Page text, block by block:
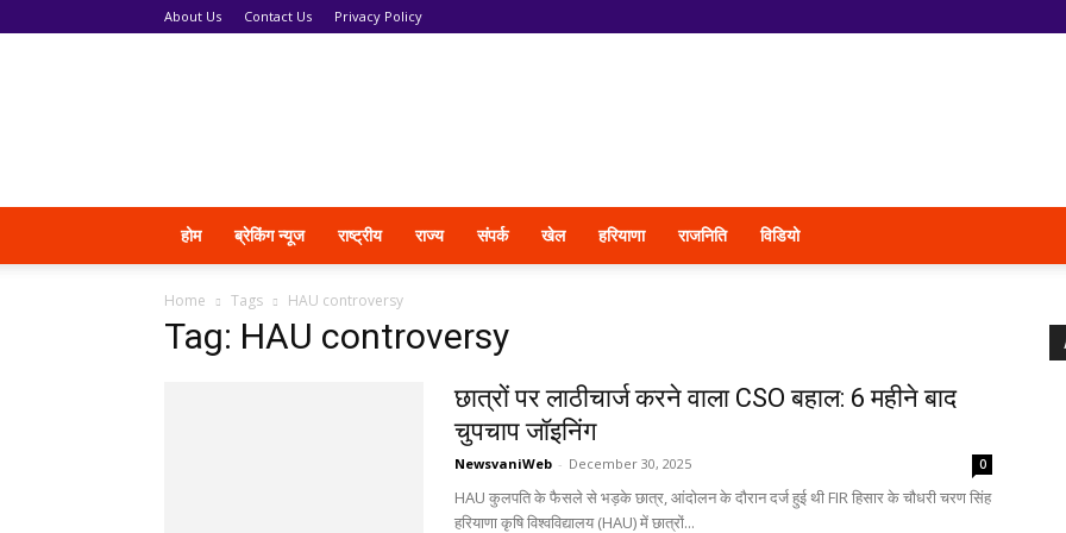
About Us Contact Us Privacy Policy
होम ब्रेकिंग न्यूज राष्ट्रीय राज्य संपर्क खेल हरियाणा राजनिति विडियो
Home Tags HAU controversy
Tag: HAU controversy
छात्रों पर लाठीचार्ज करने वाला CSO बहाल: 6 महीने बाद
चुपचाप जॉइनिंग
NewsvaniWeb - December 30, 2025 0
HAU कुलपति के फैसले से भड़के छात्र, आंदोलन के दौरान दर्ज हुई थी FIR हिसार के चौधरी चरण सिंह
हरियाणा कृषि विश्वविद्यालय (HAU) में छात्रों...